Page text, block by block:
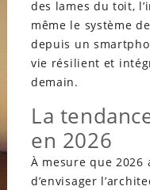
des lames du toit,
même le système
depuis un
vie résilient et
demain.
La
en 2026
À mesure que
d’envisager